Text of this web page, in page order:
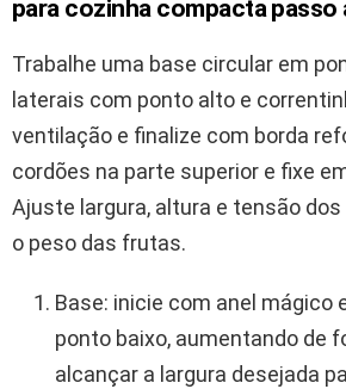
para cozinha compacta passo
Trabalhe uma base circular em
laterais com ponto alto e
ventilação e finalize com borda
cordões na parte superior e fixe
Ajuste largura, altura e tensão
o peso das frutas.
Base: inicie com anel mágico
ponto baixo, aumentando de
alcançar a largura desejada